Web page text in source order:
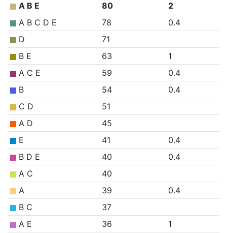
A B E
80
2
A B C D E
78
0.4
D
71
B E
63
1
A C E
59
0.4
B
54
0.4
C D
51
A D
45
E
41
0.4
B D E
40
0.4
A C
40
A
39
0.4
B C
37
A E
36
1